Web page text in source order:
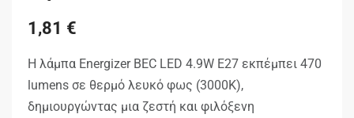
1,81 €
Η λάμπα Energizer BEC LED 4.9W E27 εκπέμπει 470
lumens σε θερμό λευκό φως (3000K),
δημιουργώντας μια ζεστή και φιλόξενη